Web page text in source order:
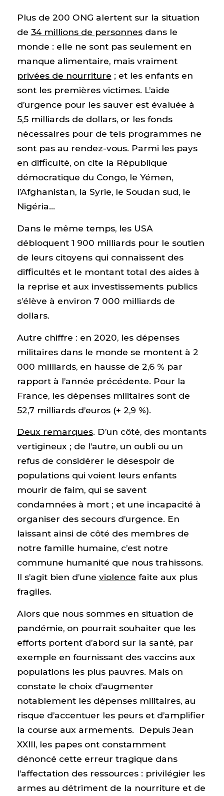
Plus de 200 ONG alertent sur la situation
de 34 millions de personnesdans le
monde : elle ne sont pas seulement en
manque alimentaire, mais vraiment
privées de nourriture ; et les enfants en
sont les premières victimes. L’aide
d’urgence pour les sauver est évaluée à
5,5 milliards de dollars, or les fonds
nécessaires pour de tels programmes ne
sont pas au rendez-vous. Parmi les pays
en difficulté, on cite la République
démocratique du Congo, le Yémen,
l’Afghanistan, la Syrie, le Soudan sud, le
Nigéria…
Dans le même temps, les USA
débloquent 1 900 milliards pour le soutien
de leurs citoyens qui connaissent des
difficultés et le montant total des aides à
la reprise et aux investissements publics
s’élève à environ 7 000 milliards de
dollars.
Autre chiffre : en 2020, les dépenses
militaires dans le monde se montent à 2
000 milliards, en hausse de 2,6 % par
rapport à l’année précédente. Pour la
France, les dépenses militaires sont de
52,7 milliards d’euros (+ 2,9 %).
Deux remarques. D’un côté, des montants
vertigineux ; de l’autre, un oubli ou un
refus de considérer le désespoir de
populations qui voient leurs enfants
mourir de faim, qui se savent
condamnées à mort ; et une incapacité à
organiser des secours d’urgence. En
laissant ainsi de côté des membres de
notre famille humaine, c’est notre
commune humanité que nous trahissons.
Il s’agit bien d’une violence faite aux plus
fragiles.
Alors que nous sommes en situation de
pandémie, on pourrait souhaiter que les
efforts portent d’abord sur la santé, par
exemple en fournissant des vaccins aux
populations les plus pauvres. Mais on
constate le choix d’augmenter
notablement les dépenses militaires, au
risque d’accentuer les peurs et d’amplifier
la course aux armements. Depuis Jean
XXIII, les papes ont constamment
dénoncé cette erreur tragique dans
l’affectation des ressources : privilégier les
armes au détriment de la nourriture et de